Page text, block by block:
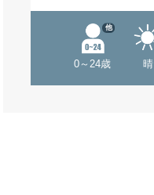
0～24歳
他
晴